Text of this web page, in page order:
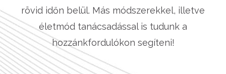
rövid időn belül. Más módszerekkel, illetve
életmód tanácsadással is tudunk a
hozzánkfordulókon segíteni!